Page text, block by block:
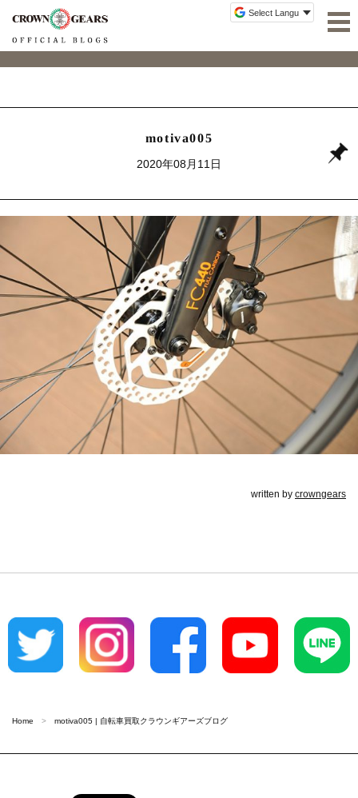
motiva005
2020年08月11日
written by crowngears
Home motiva005 | 自転車買取クラウンギアーズブログ